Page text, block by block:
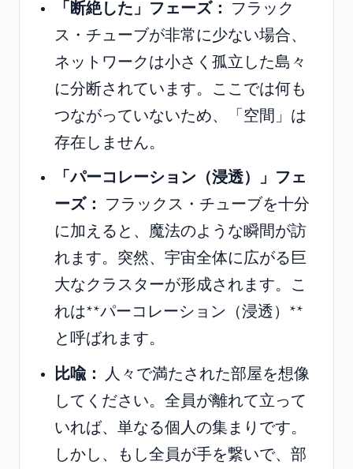
「断絶した」フェーズ：
フラック
ス・チューブが非常に少ない場合、
ネットワークは小さく孤立した島々
に分断されています。ここでは何も
つながっていないため、「空間」は
存在しません。
「パーコレーション（浸透）」フェ
ーズ：
フラックス・チューブを十分
に加えると、魔法のような瞬間が訪
れます。突然、宇宙全体に広がる巨
大なクラスターが形成されます。こ
れは**パーコレーション（浸透）**
と呼ばれます。
比喩：
人々で満たされた部屋を想像
してください。全員が離れて立って
いれば、単なる個人の集まりです。
しかし、もし全員が手を繋いで、部